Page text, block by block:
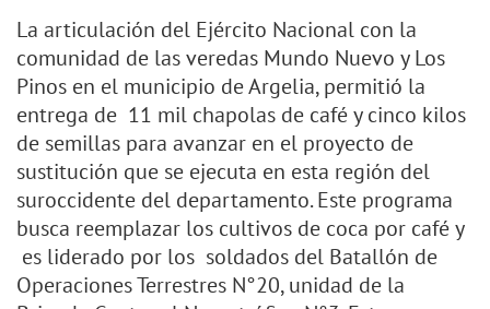
La articulación del Ejército Nacional con la
comunidad de las veredas Mundo Nuevo y Los
Pinos en el municipio de Argelia, permitió la
entrega de 11 mil chapolas de café y cinco kilos
de semillas para avanzar en el proyecto de
sustitución que se ejecuta en esta región del
suroccidente del departamento. Este programa
busca reemplazar los cultivos de coca por café y
es liderado por los soldados del Batallón de
Operaciones Terrestres N°20, unidad de la